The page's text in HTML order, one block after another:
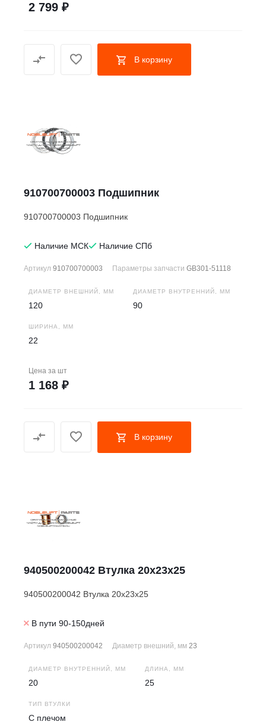
2 799 ₽
В корзину
910700700003 Подшипник
910700700003 Подшипник
Наличие МСК Наличие СПб
Артикул 910700700003 Параметры запчасти GB301-51118
ДИАМЕТР ВНЕШНИЙ, ММ
120
ДИАМЕТР ВНУТРЕННИЙ, ММ
90
ШИРИНА, ММ
22
Цена за шт
1 168 ₽
В корзину
940500200042 Втулка 20х23х25
940500200042 Втулка 20х23х25
В пути 90-150дней
Артикул 940500200042 Диаметр внешний, мм 23
ДИАМЕТР ВНУТРЕННИЙ, ММ
20
ДЛИНА, ММ
25
ТИП ВТУЛКИ
С плечом